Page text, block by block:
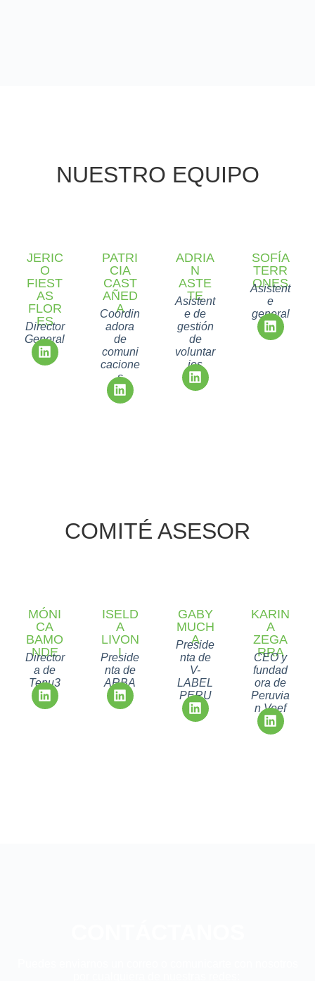
NUESTRO EQUIPO
JERIC
O
FIEST
AS
FLOR
ES
Director
General
PATRI
CIA
CAST
AÑED
A
Coordin
adora
de
comuni
cacione
s
ADRIA
N
ASTE
TE
Asistent
e de
gestión
de
voluntar
ios
SOFÍA
TERR
ONES
Asistent
e
general
COMITÉ ASESOR
MÓNI
CA
BAMO
NDE
Director
a de
Tenu3
ISELD
A
LIVON
I
Preside
nta de
ARBA
GABY
MUCH
A
Preside
nta de
V-
LABEL
PERU
KARIN
A
ZEGA
RRA
CEO y
fundad
ora de
Peruvia
n Veef